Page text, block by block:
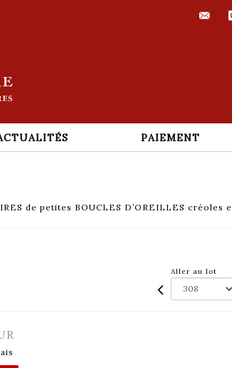
PAIEMENT
de petites BOUCLES D’OREILLES créoles
Aller au lot